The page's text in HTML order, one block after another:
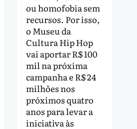
ou homofobia sem
recursos. Por isso,
o Museu da
Cultura Hip Hop
vai aportar R$ 100
mil na próxima
campanha e R$ 24
milhões nos
próximos quatro
anos para levar a
iniciativa às